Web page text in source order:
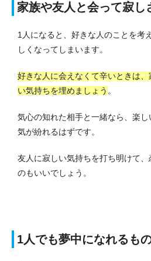
家族や友人と会って寂し
1人になると、好きな人のことを考
しくなってしまいます。
好きな人に会えなくて辛いときは
い気持ちを埋めましょう 。
気心の知れた相手と一緒なら、楽し
気が紛れるはずです。
友人に寂しい気持ちを打ち明けて
のもいいでしょう。
1人でも夢中になれるも